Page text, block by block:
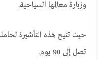
وزيارة معالمها السياحية.
حيث تتيح هذه التأشيرة
تصل إلى 90 يوم.